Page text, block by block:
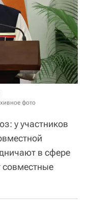
фото
у участников
в сфере
совместные